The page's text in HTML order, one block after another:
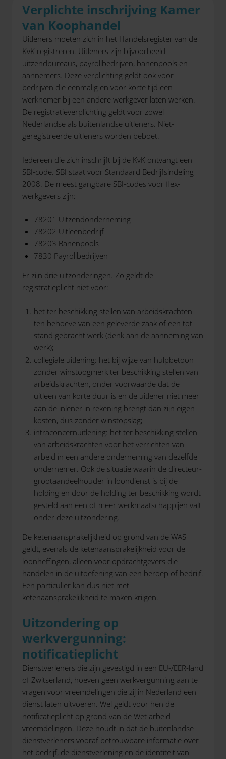
Verplichte inschrijving Kamer
van Koophandel
Uitleners moeten zich in het Handelsregister van de
KvK registreren. Uitleners zijn bijvoorbeeld
uitzendbureaus, payrollbedrijven, banenpools en
aannemers. Deze verplichting geldt ook voor
bedrijven die eenmalig en voor korte tijd een
werknemer bij een andere werkgever laten werken.
De registratieverplichting geldt voor zowel
Nederlandse als buitenlandse uitleners. Niet-
geregistreerde uitleners worden beboet.
Iedereen die zich inschrijft bij de KvK ontvangt een
SBI-code. SBI staat voor Standaard Bedrijfsindeling
2008. De meest gangbare SBI-codes voor flex-
werkgevers zijn:
78201 Uitzendonderneming
78202 Uitleenbedrijf
78203 Banenpools
7830 Payrollbedrijven
Er zijn drie uitzonderingen. Zo geldt de
registratieplicht niet voor:
het ter beschikking stellen van arbeidskrachten
ten behoeve van een geleverde zaak of een tot
stand gebracht werk (denk aan de aanneming van
werk);
collegiale uitlening: het bij wijze van hulpbetoon
zonder winstoogmerk ter beschikking stellen van
arbeidskrachten, onder voorwaarde dat de
uitleen van korte duur is en de uitlener niet meer
aan de inlener in rekening brengt dan zijn eigen
kosten, dus zonder winstopslag;
intraconcernuitlening: het ter beschikking stellen
van arbeidskrachten voor het verrichten van
arbeid in een andere onderneming van dezelfde
ondernemer. Ook de situatie waarin de directeur-
grootaandeelhouder in loondienst is bij de
holding en door de holding ter beschikking wordt
gesteld aan een of meer werkmaatschappijen valt
onder deze uitzondering.
De ketenaansprakelijkheid op grond van de WAS
geldt, evenals de ketenaansprakelijkheid voor de
loonheffingen, alleen voor opdrachtgevers die
handelen in de uitoefening van een beroep of bedrijf.
Een particulier kan dus niet met
ketenaansprakelijkheid te maken krijgen.
Uitzondering op
werkvergunning:
notificatieplicht
Dienstverleners die zijn gevestigd in een EU-/EER-land
of Zwitserland, hoeven geen werkvergunning aan te
vragen voor vreemdelingen die zij in Nederland een
dienst laten uitvoeren. Wel geldt voor hen de
notificatieplicht op grond van de Wet arbeid
vreemdelingen. Deze houdt in dat de buitenlandse
dienstverleners vooraf betrouwbare informatie over
het bedrijf, de dienstverlening en de identiteit van